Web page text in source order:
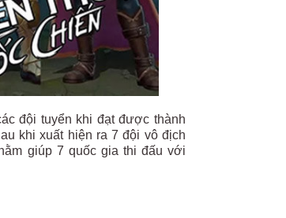
đội tuyển khi đạt được thành
khi xuất hiện ra 7 đội vô địch
giúp 7 quốc gia thi đấu với